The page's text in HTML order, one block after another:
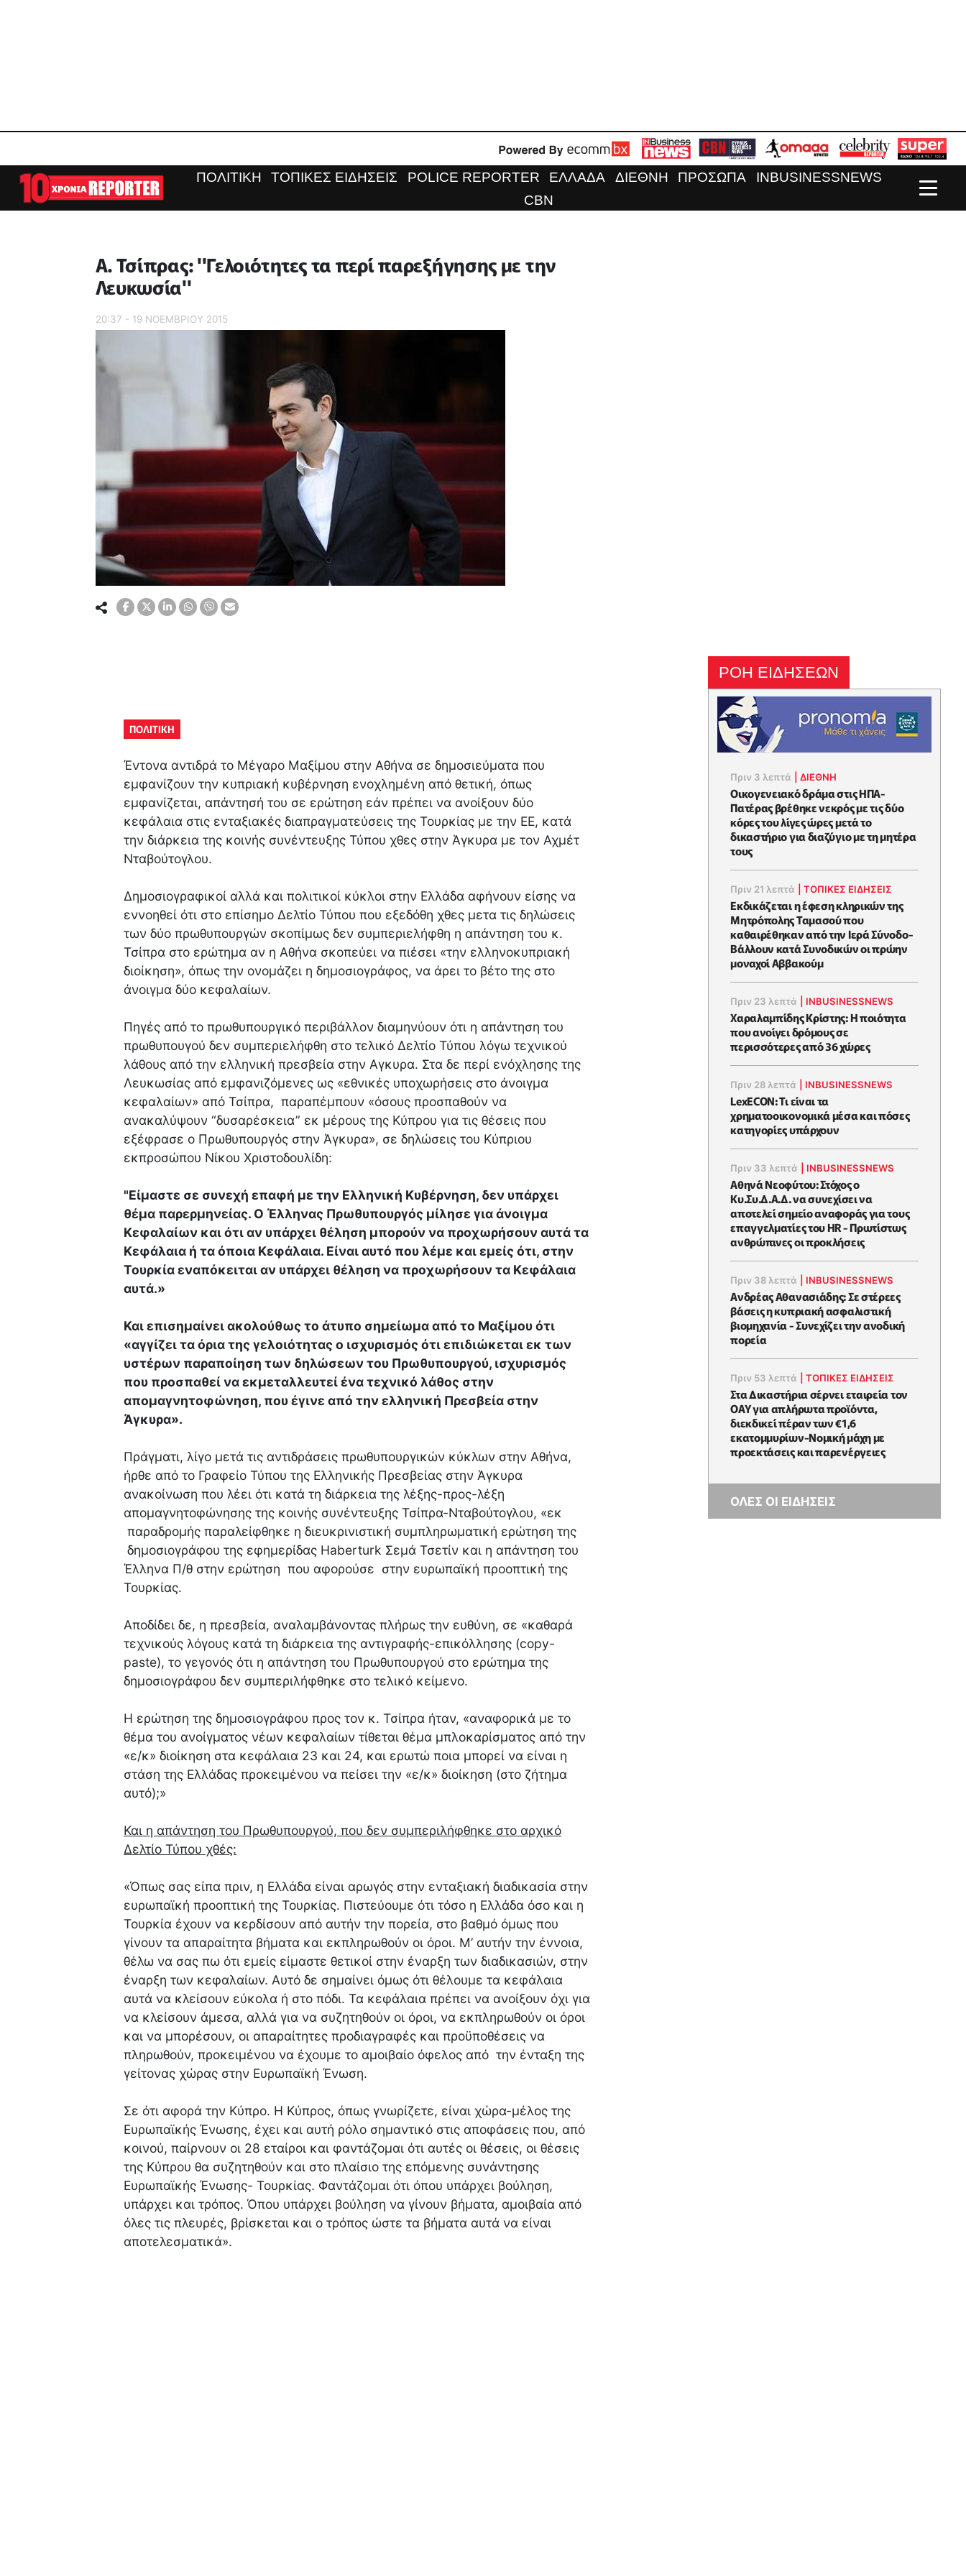
ΠΟΛΙΤΙΚΗ ΤΟΠΙΚΕΣ ΕΙΔΗΣΕΙΣ POLICE REPORTER ΕΛΛΑΔΑ ΔΙΕΘΝΗ ΠΡΟΣΩΠΑ
INBUSINESSNEWS
CBN
Α. Τσίπρας: ''Γελοιότητες τα περί παρεξήγησης με την
Λευκωσία''
20:37 - 19 ΝΟΕΜΒΡΙΟΥ 2015
ΠΟΛΙΤΙΚΗ
Έντονα αντιδρά το Μέγαρο Μαξίμου στην Αθήνα σε δημοσιεύματα που
εμφανίζουν την κυπριακή κυβέρνηση ενοχλημένη από θετική, όπως
εμφανίζεται, απάντησή του σε ερώτηση εάν πρέπει να ανοίξουν δύο
κεφάλαια στις ενταξιακές διαπραγματεύσεις της Τουρκίας με την ΕΕ, κατά
την διάρκεια της κοινής συνέντευξης Τύπου χθες στην Άγκυρα με τον Αχμέτ
Νταβούτογλου.
Δημοσιογραφικοί αλλά και πολιτικοί κύκλοι στην Ελλάδα αφήνουν είσης να
εννοηθεί ότι στο επίσημο Δελτίο Τύπου που εξεδόθη χθες μετα τις δηλώσεις
των δύο πρωθυπουργών σκοπίμως δεν συμπεριελήφθη η απάντηση του κ.
Τσίπρα στο ερώτημα αν η Αθήνα σκοπεύει να πιέσει «την ελληνοκυπριακή
διοίκηση», όπως την ονομάζει η δημοσιογράφος, να άρει το βέτο της στο
άνοιγμα δύο κεφαλαίων.
Πηγές από το πρωθυπουργικό περιβάλλον διαμηνύουν ότι η απάντηση του
πρωθυπουγού δεν συμπεριελήφθη στο τελικό Δελτίο Τύπου λόγω τεχνικού
λάθους από την ελληνική πρεσβεία στην Αγκυρα. Στα δε περί ενόχλησης της
Λευκωσίας από εμφανιζόμενες ως «εθνικές υποχωρήσεις στο άνοιγμα
κεφαλαίων» από Τσίπρα, παραπέμπουν «όσους προσπαθούν να
ανακαλύψουν “δυσαρέσκεια” εκ μέρους της Κύπρου για τις θέσεις που
εξέφρασε ο Πρωθυπουργός στην Άγκυρα», σε δηλώσεις του Κύπριου
εκπροσώπου Νίκου Χριστοδουλίδη:
"Είμαστε σε συνεχή επαφή με την Ελληνική Κυβέρνηση, δεν υπάρχει
θέμα παρερμηνείας. Ο Έλληνας Πρωθυπουργός μίλησε για άνοιγμα
Κεφαλαίων και ότι αν υπάρχει θέληση μπορούν να προχωρήσουν αυτά τα
Κεφάλαια ή τα όποια Κεφάλαια. Είναι αυτό που λέμε και εμείς ότι, στην
Τουρκία εναπόκειται αν υπάρχει θέληση να προχωρήσουν τα Κεφάλαια
αυτά.»
Και επισημαίνει ακολούθως το άτυπο σημείωμα από το Μαξίμου ότι
«αγγίζει τα όρια της γελοιότητας ο ισχυρισμός ότι επιδιώκεται εκ των
υστέρων παραποίηση των δηλώσεων του Πρωθυπουργού, ισχυρισμός
που προσπαθεί να εκμεταλλευτεί ένα τεχνικό λάθος στην
απομαγνητοφώνηση, που έγινε από την ελληνική Πρεσβεία στην
Άγκυρα».
Πράγματι, λίγο μετά τις αντιδράσεις πρωθυπουργικών κύκλων στην Αθήνα,
ήρθε από το Γραφείο Τύπου της Ελληνικής Πρεσβείας στην Άγκυρα
ανακοίνωση που λέει ότι κατά τη διάρκεια της λέξης-προς-λέξη
απομαγνητοφώνησης της κοινής συνέντευξης Τσίπρα-Νταβούτογλου, «εκ
παραδρομής παραλείφθηκε η διευκρινιστική συμπληρωματική ερώτηση της
δημοσιογράφου της εφημερίδας Haberturk Σεμά Τσετίν και η απάντηση του
Έλληνα Π/θ στην ερώτηση που αφορούσε στην ευρωπαϊκή προοπτική της
Τουρκίας.
Αποδίδει δε, η πρεσβεία, αναλαμβάνοντας πλήρως την ευθύνη, σε «καθαρά
τεχνικούς λόγους κατά τη διάρκεια της αντιγραφής-επικόλλησης (copy-
paste), το γεγονός ότι η απάντηση του Πρωθυπουργού στο ερώτημα της
δημοσιογράφου δεν συμπεριλήφθηκε στο τελικό κείμενο.
Η ερώτηση της δημοσιογράφου προς τον κ. Τσίπρα ήταν, «αναφορικά με το
θέμα του ανοίγματος νέων κεφαλαίων τίθεται θέμα μπλοκαρίσματος από την
«ε/κ» διοίκηση στα κεφάλαια 23 και 24, και ερωτώ ποια μπορεί να είναι η
στάση της Ελλάδας προκειμένου να πείσει την «ε/κ» διοίκηση (στο ζήτημα
αυτό);»
Και η απάντηση του Πρωθυπουργού, που δεν συμπεριλήφθηκε στο αρχικό
Δελτίο Τύπου χθές:
«Όπως σας είπα πριν, η Ελλάδα είναι αρωγός στην ενταξιακή διαδικασία στην
ευρωπαϊκή προοπτική της Τουρκίας. Πιστεύουμε ότι τόσο η Ελλάδα όσο και η
Τουρκία έχουν να κερδίσουν από αυτήν την πορεία, στο βαθμό όμως που
γίνουν τα απαραίτητα βήματα και εκπληρωθούν οι όροι. Μ’ αυτήν την έννοια,
θέλω να σας πω ότι εμείς είμαστε θετικοί στην έναρξη των διαδικασιών, στην
έναρξη των κεφαλαίων. Αυτό δε σημαίνει όμως ότι θέλουμε τα κεφάλαια
αυτά να κλείσουν εύκολα ή στο πόδι. Τα κεφάλαια πρέπει να ανοίξουν όχι για
να κλείσουν άμεσα, αλλά για να συζητηθούν οι όροι, να εκπληρωθούν οι όροι
και να μπορέσουν, οι απαραίτητες προδιαγραφές και προϋποθέσεις να
πληρωθούν, προκειμένου να έχουμε το αμοιβαίο όφελος από την ένταξη της
γείτονας χώρας στην Ευρωπαϊκή Ένωση.
Σε ότι αφορά την Κύπρο. Η Κύπρος, όπως γνωρίζετε, είναι χώρα-μέλος της
Ευρωπαϊκής Ένωσης, έχει και αυτή ρόλο σημαντικό στις αποφάσεις που, από
κοινού, παίρνουν οι 28 εταίροι και φαντάζομαι ότι αυτές οι θέσεις, οι θέσεις
της Κύπρου θα συζητηθούν και στο πλαίσιο της επόμενης συνάντησης
Ευρωπαϊκής Ένωσης- Τουρκίας. Φαντάζομαι ότι όπου υπάρχει βούληση,
υπάρχει και τρόπος. Όπου υπάρχει βούληση να γίνουν βήματα, αμοιβαία από
όλες τις πλευρές, βρίσκεται και ο τρόπος ώστε τα βήματα αυτά να είναι
αποτελεσματικά».
ΡΟΗ ΕΙΔΗΣΕΩΝ
Πριν 3 λεπτά |ΔΙΕΘΝΗ
Οικογενειακό δράμα στις ΗΠΑ-
Πατέρας βρέθηκε νεκρός με τις δύο
κόρες του λίγες ώρες μετά το
δικαστήριο για διαζύγιο με τη μητέρα
τους
Πριν 21 λεπτά |ΤΟΠΙΚΕΣ ΕΙΔΗΣΕΙΣ
Εκδικάζεται η έφεση κληρικών της
Μητρόπολης Ταμασού που
καθαιρέθηκαν από την Ιερά Σύνοδο-
Βάλλουν κατά Συνοδικών οι πρώην
μοναχοί Αββακούμ
Πριν 23 λεπτά INBUSINESSNEWS
Χαραλαμπίδης Κρίστης: Η ποιότητα
που ανοίγει δρόμους σε
περισσότερες από 36 χώρες
Πριν 28 λεπτά INBUSINESSNEWS
LexECON: Τι είναι τα
χρηματοοικονομικά μέσα και πόσες
κατηγορίες υπάρχουν
Πριν 33 λεπτά INBUSINESSNEWS
Αθηνά Νεοφύτου: Στόχος ο
Κυ.Συ.Δ.Α.Δ. να συνεχίσει να
αποτελεί σημείο αναφοράς για τους
επαγγελματίες του HR - Πρωτίστως
ανθρώπινες οι προκλήσεις
Πριν 38 λεπτά INBUSINESSNEWS
Ανδρέας Αθανασιάδης: Σε στέρεες
βάσεις η κυπριακή ασφαλιστική
βιομηχανία - Συνεχίζει την ανοδική
πορεία
Πριν 53 λεπτά |ΤΟΠΙΚΕΣ ΕΙΔΗΣΕΙΣ
Στα Δικαστήρια σέρνει εταιρεία τον
ΟΑΥ για απλήρωτα προϊόντα,
διεκδικεί πέραν των €1,6
εκατομμυρίων-Νομική μάχη με
προεκτάσεις και παρενέργειες
ΟΛΕΣ ΟΙ ΕΙΔΗΣΕΙΣ